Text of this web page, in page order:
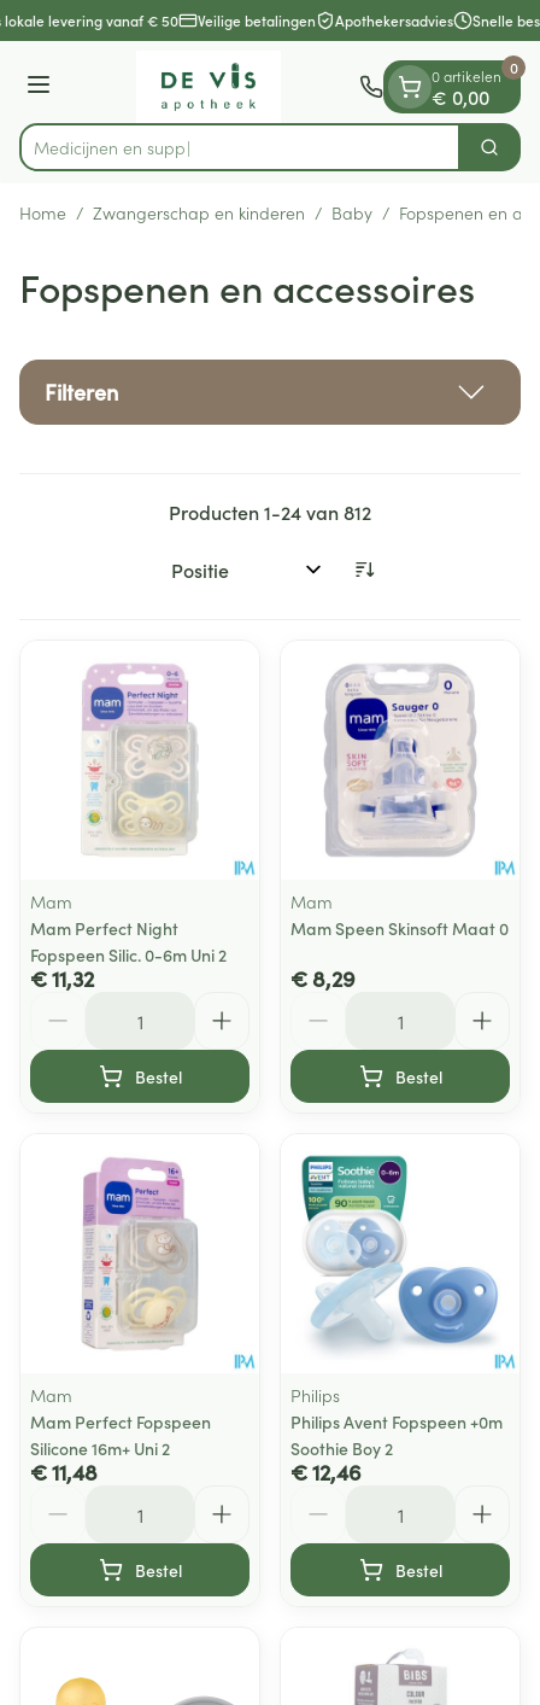
Ga naar de inhoud
1 van 1
levering vanaf € 50 Veilige betalingen Apothekersadvies Snelle
Menu
Product, merk, categorie... Zoek
0 artikelen
€ 0,00
0
Home / Zwangerschap en kinderen / Baby / Fopspenen en
Fopspenen en accessoires
Filteren
Producten1-24van812
Sorteer op:
Mam
Mam Perfect Night
Fopspeen Silic. 0-6m Uni 2
€ 11,32
Bestel
Mam
Mam Speen Skinsoft Maat 0
€ 8,29
Bestel
Mam
Mam Perfect Fopspeen
Silicone 16m+ Uni 2
€ 11,48
Bestel
Philips
Philips Avent Fopspeen +0m
Soothie Boy 2
€ 12,46
Bestel